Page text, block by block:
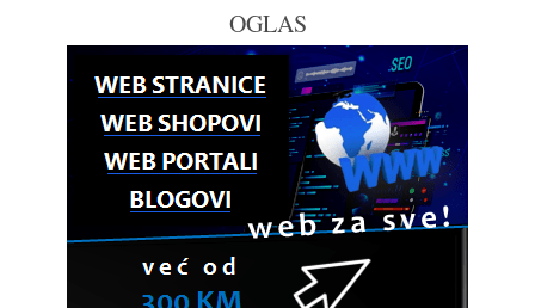
OGLAS